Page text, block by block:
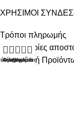
ΧΡΗΣΙΜΟΙ
Τρόποι πληρωμής
Πληροφορίες
Επιστροφή
Φίλτρα
Αγαπημένα
0
Καλάθι
Λογαριασμός